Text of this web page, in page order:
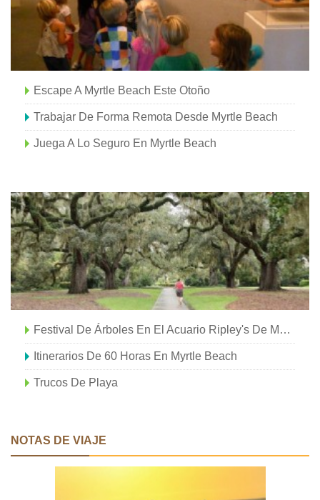
Escape A Myrtle Beach Este Otoño
Trabajar De Forma Remota Desde Myrtle Beach
Juega A Lo Seguro En Myrtle Beach
Festival De Árboles En El Acuario Ripley's De Myrtle Beach
Itinerarios De 60 Horas En Myrtle Beach
Trucos De Playa
NOTAS DE VIAJE